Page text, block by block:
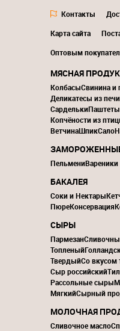
Контакты
Карта сайта
Оптовым
МЯСНАЯ
КолбасыСвинина и
Деликатесы из печи
Сардельки
Копчёности из
ВетчинаШпикСало
ПельмениВареники
БАКАЛЕЯ
Соки и Нектары
ПюреКонсервация
СЫРЫ
Пармезан
Топленый
ТвердыйСо вкусом
Сыр российский
Рассольные сыры
МягкийСырный
МОЛОЧНАЯ
Сливочное масло